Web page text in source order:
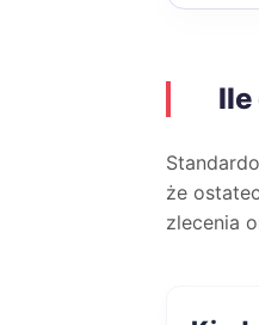
że
zlecenia